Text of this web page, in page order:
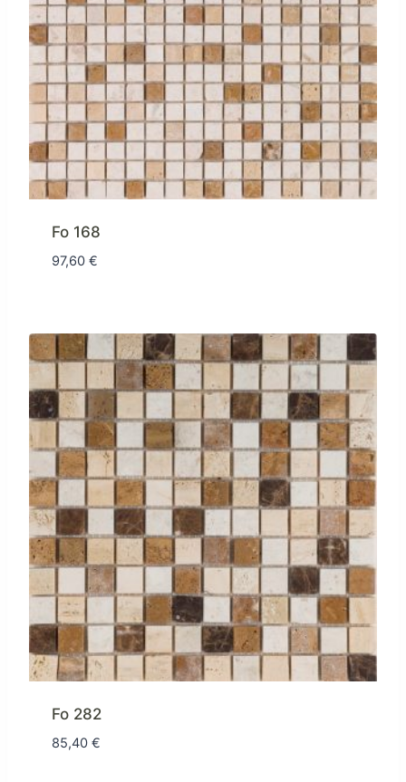
Fo 168
97,60 €
Fo 282
85,40 €